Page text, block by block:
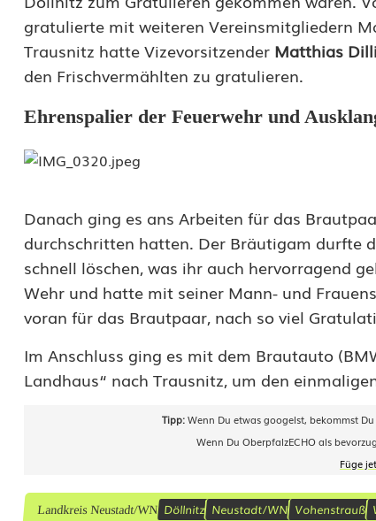
g
r
e
V
e
r
i
p
gratulierte mit weiteren Vereinsmitgliedern
Trausnitz hatte Vizevorsitzender Matthias
den Frischvermählten zu gratulieren.
Ehrenspalier der Feuerwehr und
Danach ging es ans Arbeiten für das
durchschritten hatten. Der Bräutigam durfte
schnell löschen, was ihr auch hervorragend
Wehr und hatte mit seiner Mann- und
voran für das Brautpaar, nach so viel
Im Anschluss ging es mit dem Brautauto
Landhaus“ nach Trausnitz, um den
Tipp:Wenn Du etwas googelst, bekommst
Wenn Du OberpfalzECHO als
Füge
Landkreis Neustadt/WN Döllnitz Neustadt/WN Vohenstrauß